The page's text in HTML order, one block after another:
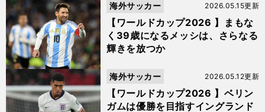
【ワールドカップ2026 】まもな
く39歳になるメッシは、さらなる
輝きを放つか
2026.05.15更新
海外サッカー
【ワールドカップ2026 】ベリン
ガムは優勝を目指すイングランド
2026.05.12更新
海外サッカー